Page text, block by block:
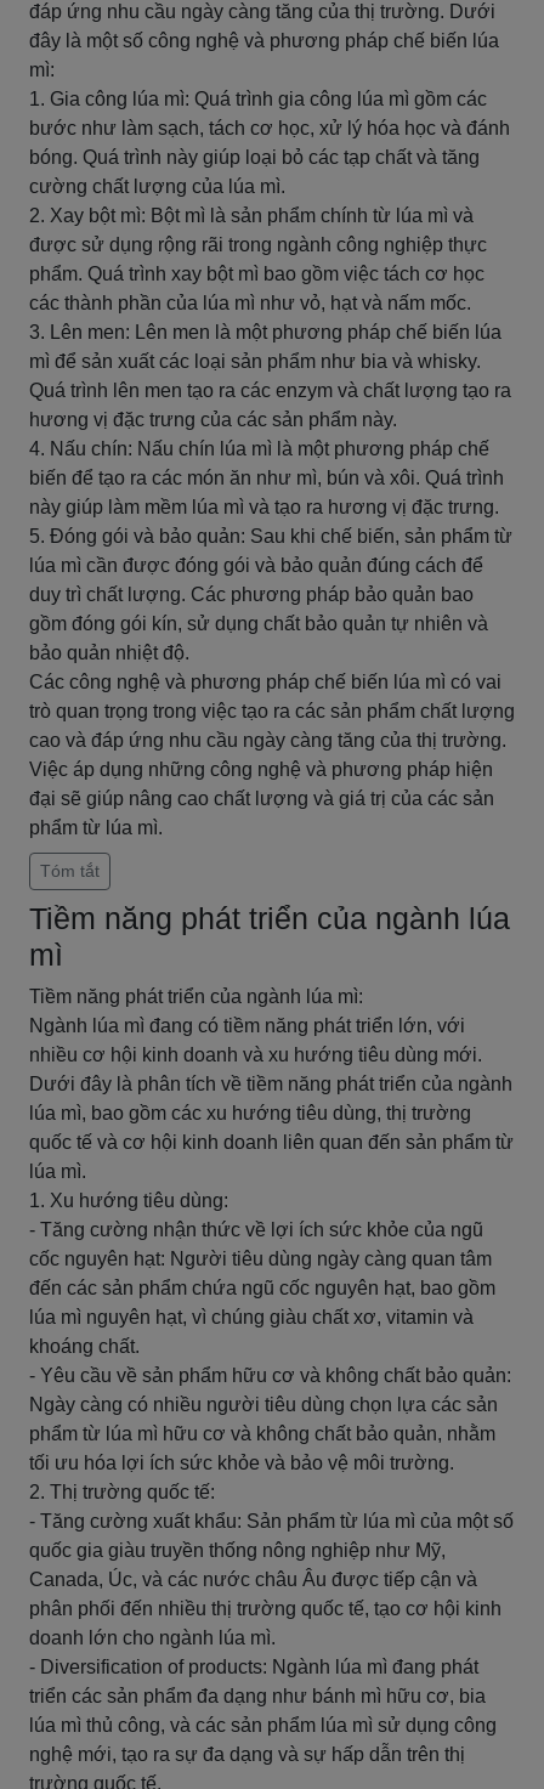
đáp ứng nhu cầu ngày càng tăng của thị trường. Dưới
đây là một số công nghệ và phương pháp chế biến lúa
mì:
1. Gia công lúa mì: Quá trình gia công lúa mì gồm các
bước như làm sạch, tách cơ học, xử lý hóa học và đánh
bóng. Quá trình này giúp loại bỏ các tạp chất và tăng
cường chất lượng của lúa mì.
2. Xay bột mì: Bột mì là sản phẩm chính từ lúa mì và
được sử dụng rộng rãi trong ngành công nghiệp thực
phẩm. Quá trình xay bột mì bao gồm việc tách cơ học
các thành phần của lúa mì như vỏ, hạt và nấm mốc.
3. Lên men: Lên men là một phương pháp chế biến lúa
mì để sản xuất các loại sản phẩm như bia và whisky.
Quá trình lên men tạo ra các enzym và chất lượng tạo ra
hương vị đặc trưng của các sản phẩm này.
4. Nấu chín: Nấu chín lúa mì là một phương pháp chế
biến để tạo ra các món ăn như mì, bún và xôi. Quá trình
này giúp làm mềm lúa mì và tạo ra hương vị đặc trưng.
5. Đóng gói và bảo quản: Sau khi chế biến, sản phẩm từ
lúa mì cần được đóng gói và bảo quản đúng cách để
duy trì chất lượng. Các phương pháp bảo quản bao
gồm đóng gói kín, sử dụng chất bảo quản tự nhiên và
bảo quản nhiệt độ.
Các công nghệ và phương pháp chế biến lúa mì có vai
trò quan trọng trong việc tạo ra các sản phẩm chất lượng
cao và đáp ứng nhu cầu ngày càng tăng của thị trường.
Việc áp dụng những công nghệ và phương pháp hiện
đại sẽ giúp nâng cao chất lượng và giá trị của các sản
phẩm từ lúa mì.
Tóm tắt
Tiềm năng phát triển của ngành lúa
mì
Tiềm năng phát triển của ngành lúa mì:
Ngành lúa mì đang có tiềm năng phát triển lớn, với
nhiều cơ hội kinh doanh và xu hướng tiêu dùng mới.
Dưới đây là phân tích về tiềm năng phát triển của ngành
lúa mì, bao gồm các xu hướng tiêu dùng, thị trường
quốc tế và cơ hội kinh doanh liên quan đến sản phẩm từ
lúa mì.
1. Xu hướng tiêu dùng:
- Tăng cường nhận thức về lợi ích sức khỏe của ngũ
cốc nguyên hạt: Người tiêu dùng ngày càng quan tâm
đến các sản phẩm chứa ngũ cốc nguyên hạt, bao gồm
lúa mì nguyên hạt, vì chúng giàu chất xơ, vitamin và
khoáng chất.
- Yêu cầu về sản phẩm hữu cơ và không chất bảo quản:
Ngày càng có nhiều người tiêu dùng chọn lựa các sản
phẩm từ lúa mì hữu cơ và không chất bảo quản, nhằm
tối ưu hóa lợi ích sức khỏe và bảo vệ môi trường.
2. Thị trường quốc tế:
- Tăng cường xuất khẩu: Sản phẩm từ lúa mì của một số
quốc gia giàu truyền thống nông nghiệp như Mỹ,
Canada, Úc, và các nước châu Âu được tiếp cận và
phân phối đến nhiều thị trường quốc tế, tạo cơ hội kinh
doanh lớn cho ngành lúa mì.
- Diversification of products: Ngành lúa mì đang phát
triển các sản phẩm đa dạng như bánh mì hữu cơ, bia
lúa mì thủ công, và các sản phẩm lúa mì sử dụng công
nghệ mới, tạo ra sự đa dạng và sự hấp dẫn trên thị
trường quốc tế.